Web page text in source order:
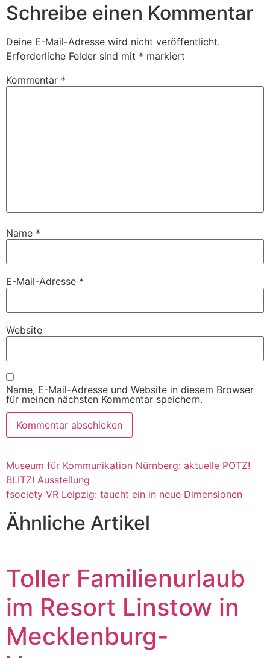
Schreibe einen Kommentar
Deine E-Mail-Adresse wird nicht veröffentlicht.
Erforderliche Felder sind mit * markiert
Kommentar *
Name *
E-Mail-Adresse *
Website
Name, E-Mail-Adresse und Website in diesem Browser
für meinen nächsten Kommentar speichern.
Museum für Kommunikation Nürnberg: aktuelle POTZ!
BLITZ! Ausstellung
fsociety VR Leipzig: taucht ein in neue Dimensionen
Ähnliche Artikel
Toller Familienurlaub
im Resort Linstow in
Mecklenburg-